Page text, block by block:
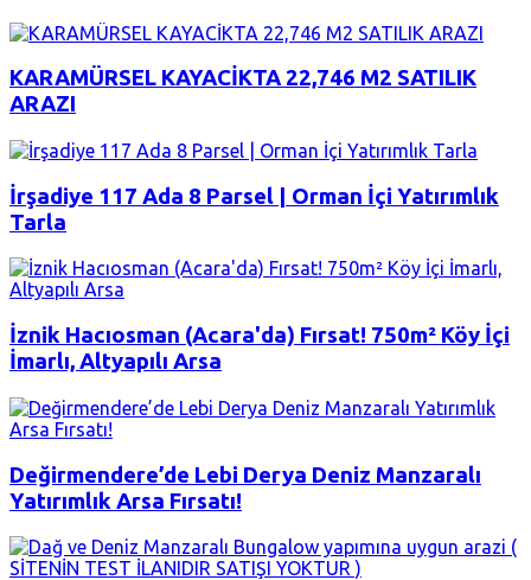
KARAMÜRSEL KAYACİKTA 22,746 M2 SATILIK
ARAZI
İrşadiye 117 Ada 8 Parsel | Orman İçi Yatırımlık
Tarla
İznik Hacıosman (Acara'da) Fırsat! 750m² Köy İçi
İmarlı, Altyapılı Arsa
Değirmendere’de Lebi Derya Deniz Manzaralı
Yatırımlık Arsa Fırsatı!